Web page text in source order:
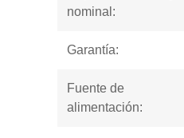
nominal:
Garantía:
Fuente de
alimentación: